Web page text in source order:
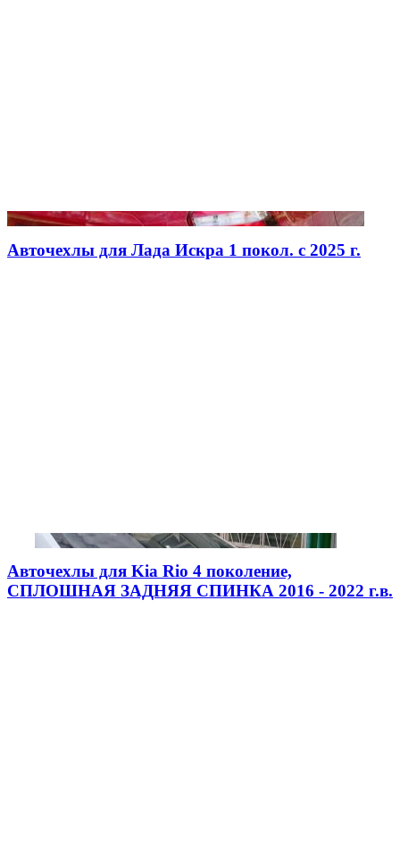
Авточехлы для Лада Искра 1 покол. с 2025 г.
Авточехлы для Kia Rio 4 поколение,
СПЛОШНАЯ ЗАДНЯЯ СПИНКА 2016 - 2022 г.в.